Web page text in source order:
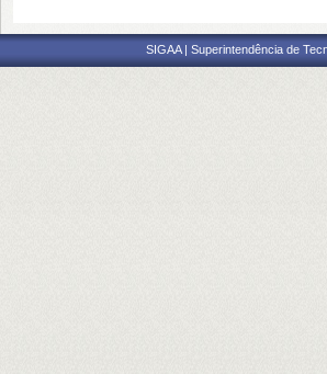
SIGAA | Superintendência de